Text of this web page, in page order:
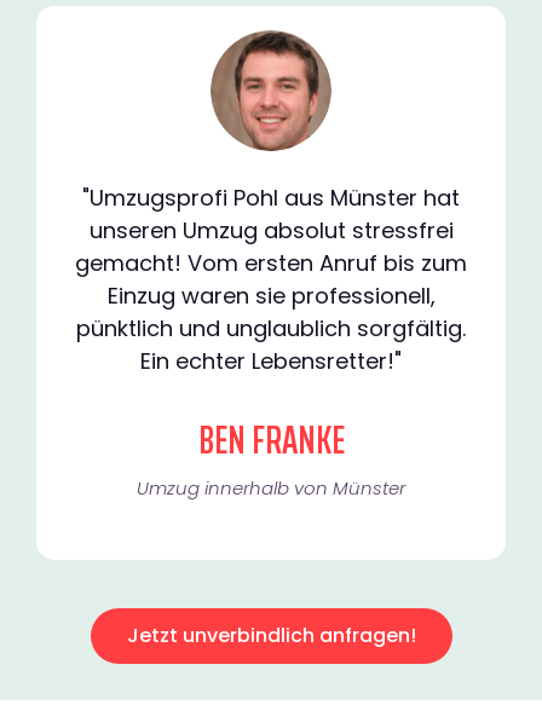
"Umzugsprofi Pohl aus Münster hat
unseren Umzug absolut stressfrei
gemacht! Vom ersten Anruf bis zum
Einzug waren sie professionell,
pünktlich und unglaublich sorgfältig.
Ein echter Lebensretter!"
BEN FRANKE
Umzug innerhalb von Münster​
Jetzt unverbindlich anfragen!